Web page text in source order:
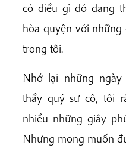
có điều gì đó đang
hòa quyện với
trong tôi.
Nhớ lại những
thầy quý sư cô, tôi
nhiều những giây
Nhưng mong muốn